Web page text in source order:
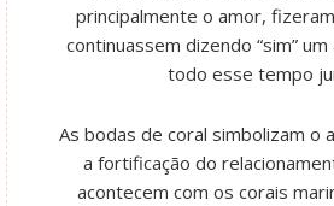
principalmente o amor,
continuassem dizendo “sim”
todo esse tempo
As bodas de coral simbolizam o
a fortificação do
acontecem com os corais